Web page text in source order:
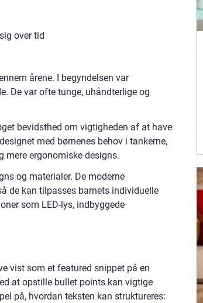
over tid
årene. I begyndelsen var
De var ofte tunge, uhåndterlige og
bevidsthed om vigtigheden af at have
med børnenes behov i tankerne,
mere ergonomiske designs.
og materialer. De moderne
de kan tilpasses barnets individuelle
som LED-lys, indbyggede
vist som et featured snippet på en
at opstille bullet points kan vigtige
på, hvordan teksten kan struktureres: